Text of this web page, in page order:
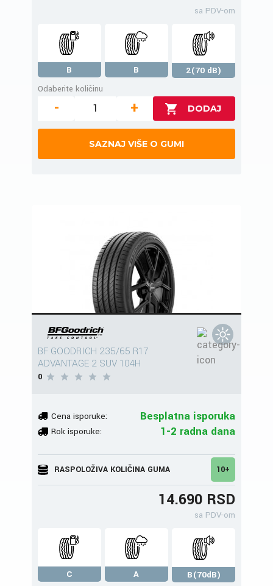
sa PDV-om
B B
2(70 dB)
Odaberite količinu
- +
SAZNAJ VIŠE O GUMI
BF GOODRICH 235/65 R17
ADVANTAGE 2 SUV 104H
0
Cena isporuke: Besplatna isporuka
Rok isporuke: 1-2 radna dana
RASPOLOŽIVA KOLIČINA GUMA 10+
14.690 RSD
sa PDV-om
C A
B(70dB)